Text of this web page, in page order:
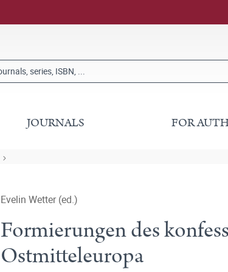
JOURNALS FOR
Evelin Wetter (ed.)
Formierungen des
Ostmitteleuropa